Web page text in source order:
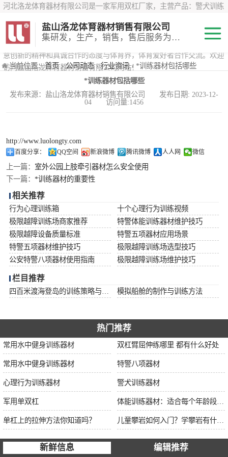
河北洛龙体育器材有限公司是一家军用双杠厂家，主营产品：警犬训练
*训练器材、400米障碍器材、军用单杠、军用双杠、军犬训练器材等训
练器材，咨询攀岩墙价格？在线咨询客服，公司以顾客至上的原则，锐
意创新的精神和真诚合作的态度与体育界，体育爱好者合作交流。欢迎
访问盐山洛龙体育器材销售有限公司网站！
盐山洛龙体育器材销售有限公司
集研发，生产，销售，售后服务为一体
当前位置：首页›公司动态›行业资讯› *训练器材包括哪些
*训练器材包括哪些
发布来源：盐山洛龙体育器材销售有限公司 发布日期: 2023-12-
04 访问量:1456
http://www.luolongty.com
百度分享： QQ空间 新浪微博 腾讯微博 人人网 微信
上一篇： 室外公园上肢牵引器材怎么安全使用
下一篇： *训练器材的重要性
相关推荐
行为心理训练箱
十个心理行为训练视频
极限越障训练场商家推荐
特警体能训练器材维护技巧
极限越障设备质量标准
特警五项器材应用场景
特警五项器材维护技巧
极限越障训练场选型技巧
公安特警八项器材使用指南
极限越障训练场维护技巧
栏目推荐
模拟船舱的制作与训练方法
热门推荐
常用水中健身训练器材 双杠臂屈伸练哪里 都有什么好处
常用水中健身训练器材 特警八项器材
心理行为训练器材 警犬训练器材
军用单双杠
单杠上的拉伸方法你知道吗？
新鲜信息 编辑推荐
200米障碍器材
心理行为训练器
警犬训练器材
军用单双杠
400米障碍器材